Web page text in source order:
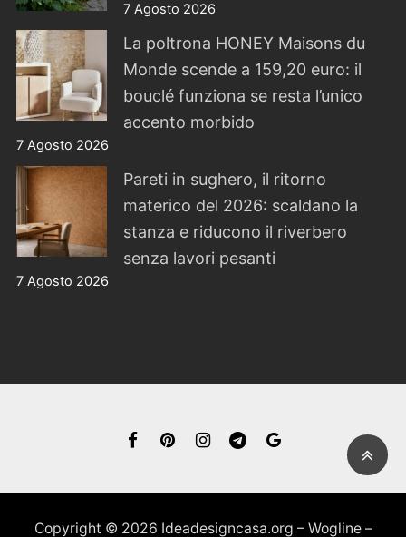
7 Agosto 2026
La poltrona HONEY Maisons du
Monde scende a 159,20 euro: il
bouclé funziona se resta l’unico
accento morbido
7 Agosto 2026
Pareti in sughero, il ritorno
materico del 2026: scaldano la
stanza e riducono il riverbero
senza lavori pesanti
7 Agosto 2026
Copyright © 2026 Ideadesigncasa.org – Wogline –